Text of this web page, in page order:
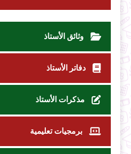
وثائق الأستاذ
دفاتر الأستاذ
مذكرات الأستاذ
برمجيات تعليمية